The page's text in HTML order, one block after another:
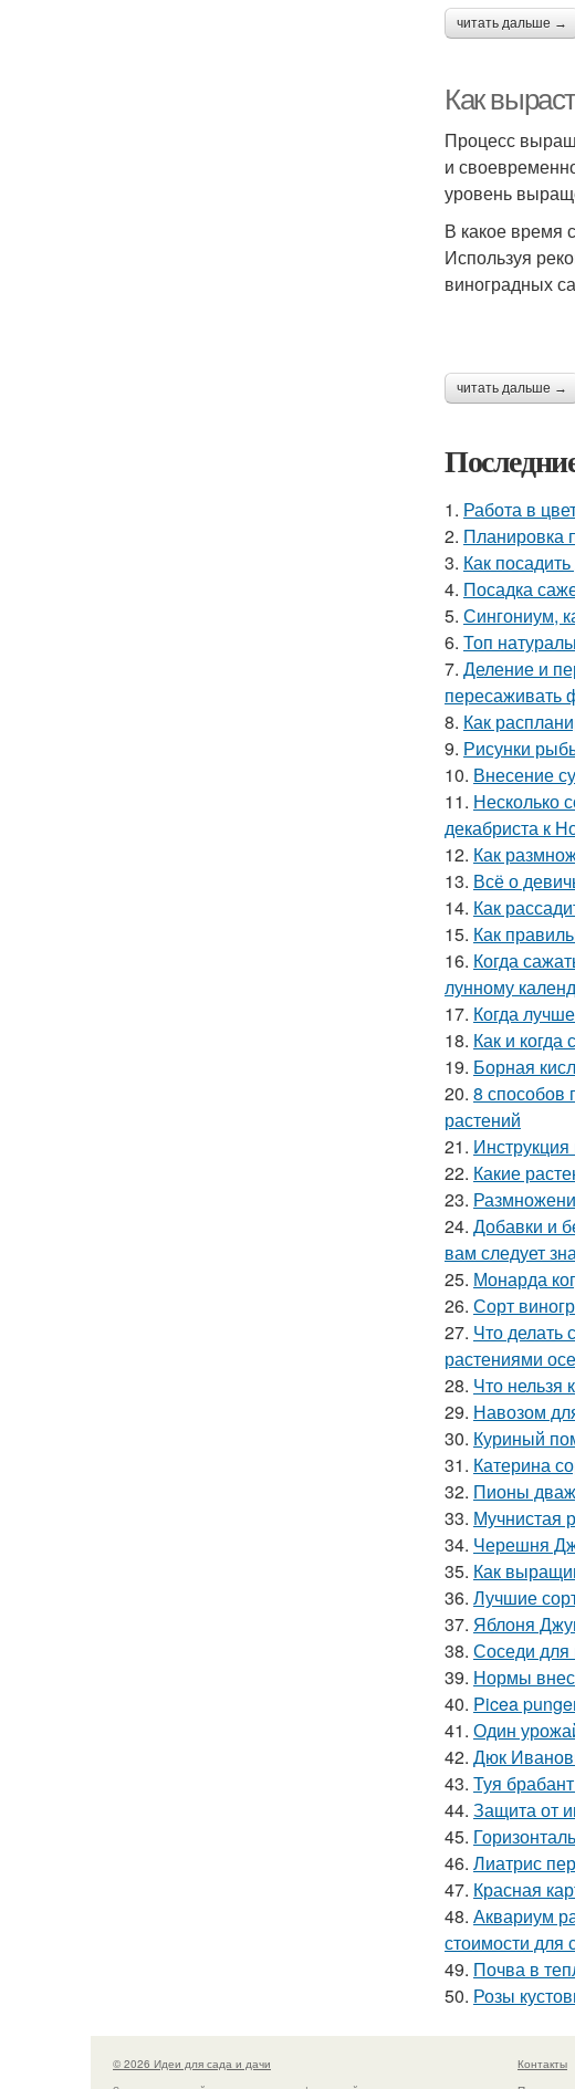
читать дальше →
Как
Процесс
и
уровень
В какое время
Используя
виноградных
читать дальше →
1. Работа в
2. Планировка
3. Как
4. Посадка
5. Сингониум,
6. Топ
7. Деление и
пересаживать
8. Как
9. Рисунки
10. Внесение
11. Несколько
декабриста к
12. Как
13. Всё о
14. Как
15. Как
16. Когда
лунному
17. Когда
18. Как и
19. Борная
20. 8 способов
растений
21.
22. Какие
23.
24. Добавки и
вам следует
25. Монарда
26. Сорт
27. Что делать
растениями
28. Что нельзя
29. Навозом
30. Куриный
31. Катерина
32. Пионы
33. Мучнистая
34. Черешня
35. Как
36. Лучшие
37. Яблоня
38. Соседи для
39. Нормы
40. Picea
41. Один
42. Дюк
43. Туя
44. Защита от
45.
46. Лиатрис
47. Красная
48. Аквариум
стоимости для
49. Почва в
50. Розы
© 2026 Идеи для сада и дачи Контакты